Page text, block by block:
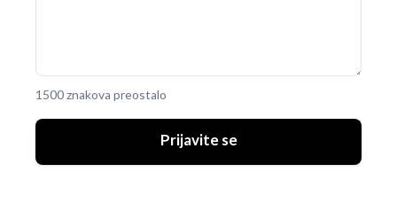
1500 znakova preostalo
Prijavite se